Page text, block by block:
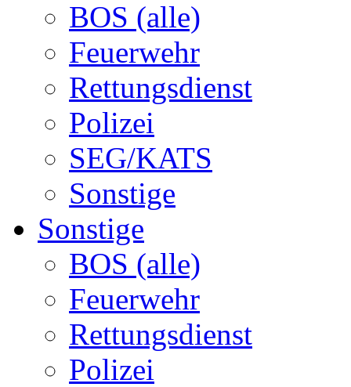
BOS (alle)
Feuerwehr
Rettungsdienst
Polizei
SEG/KATS
Sonstige
Sonstige
BOS (alle)
Feuerwehr
Rettungsdienst
Polizei